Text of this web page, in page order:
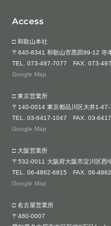
Access
□ 和歌山本社
〒640-8341 和歌山市黒田99-12 寺
TEL. 073-497-7077 FAX. 073-
Google Map
□ 東京営業所
〒140-0014 東京都品川区大井1-
TEL. 03-6417-1047 FAX. 03-
Google Map
□ 大阪営業所
〒532-0011 大阪府大阪市淀川区西
TEL. 06-4862-6815 FAX. 06-
Google Map
□ 名古屋営業所
〒460-0007